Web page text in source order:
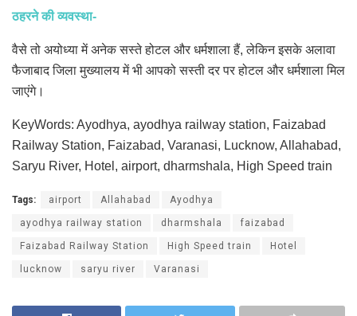
ठहरने की व्यवस्था-
वैसे तो अयोध्या में अनेक सस्ते होटल और धर्मशाला हैं, लेकिन इसके अलावा
फैजाबाद जिला मुख्यालय में भी आपको सस्ती दर पर होटल और धर्मशाला मिल
जाएंगे।
KeyWords: Ayodhya, ayodhya railway station, Faizabad
Railway Station, Faizabad, Varanasi, Lucknow, Allahabad,
Saryu River, Hotel, airport, dharmshala, High Speed train
Tags: airport Allahabad Ayodhya
ayodhya railway station dharmshala faizabad
Faizabad Railway Station High Speed train Hotel
lucknow saryu river Varanasi